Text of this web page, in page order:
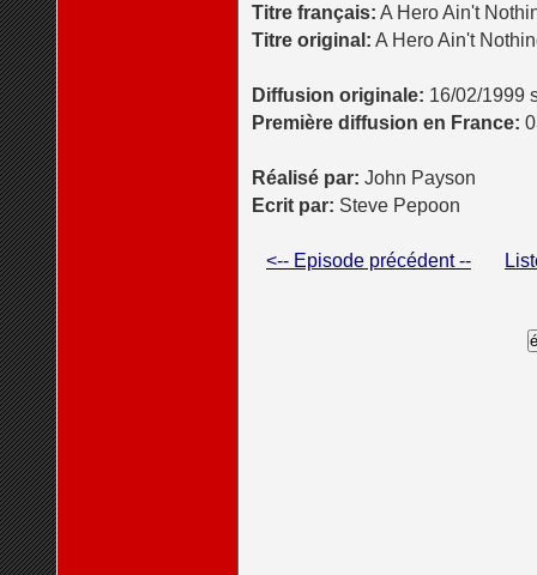
Titre français: A Hero Ain't
Titre original: A Hero Ain't
Diffusion originale: 16/02/1999
Première diffusion en France:
Réalisé par: John Payson
Ecrit par: Steve Pepoon
<-- Episode précédent --